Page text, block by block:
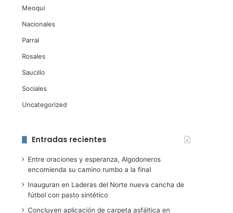
Meoqui
Nacionales
Parral
Rosales
Saucillo
Sociales
Uncategorized
Entradas recientes
Entre oraciones y esperanza, Algodoneros
encomienda su camino rumbo a la final
Inauguran en Laderas del Norte nueva cancha de
fútbol con pasto sintético
Concluyen aplicación de carpeta asfáltica en